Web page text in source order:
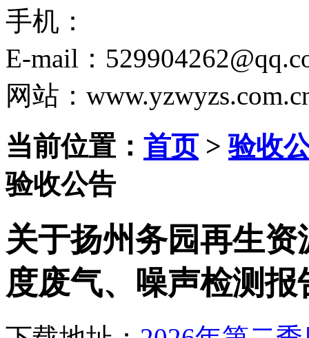
手机：
E-mail：
网站：
当前位置： 首页>验收
验收公告
关于扬州务园再生
度废气、噪声检测报